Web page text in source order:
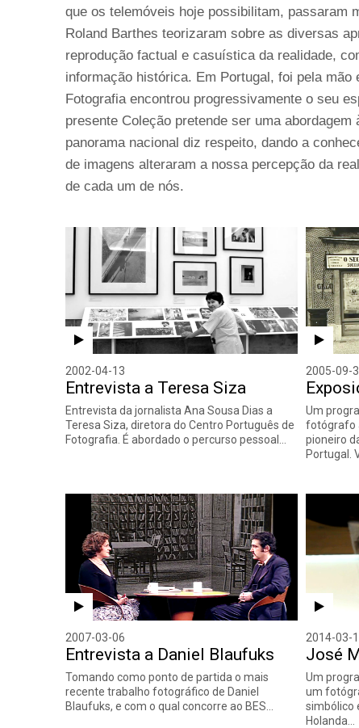
que os telemóveis hoje possibilitam, passaram
Roland Barthes teorizaram sobre as diversas
reprodução factual e casuística da realidade,
informação histórica. Em Portugal, foi pela
Fotografia encontrou progressivamente o seu
presente Coleção pretende ser uma
panorama nacional diz respeito, dando a
de imagens alteraram a nossa percepção da
de cada um de nós.
2002-04-13
Entrevista a Teresa Siza
Entrevista da jornalista Ana Sousa Dias a
Teresa Siza, diretora do Centro Português de
Fotografia. É abordado o percurso pessoal…
2005-09-
Um
fotógrafo
pioneiro
Portugal.
2007-03-06
Entrevista a Daniel Blaufuks
Tomando como ponto de partida o mais
recente trabalho fotográfico de Daniel
Blaufuks, e com o qual concorre ao BES…
2014-03-
José
Um
um
simbólico
Holanda…